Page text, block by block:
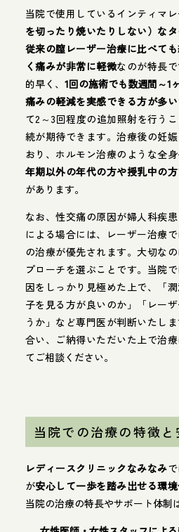
当院で使用しているインティマ
を切ったり焼いたりしない）な
従来の膣レーザー治療に比べて
く痛みが非常に軽微なのが特長
的早く、 1回の施術でも数週間～1
痛みの軽減を実感できる方が多い
て2～3回程度の追加照射を行う
続が期待できます。治療後の妊
おり、ホルモン治療のような全
年期以外の年代の方や授乳中の
があります。
なお、性交痛の原因が婦人科疾
による場合には、レーザー治療
の治療が優先されます。大切な
プローチを選ぶことです。当院
因をしっかり見極めた上で、「
子を見る方が良いのか」「レー
うか」など専門医が判断いたし
合い、ご納得いただいた上で治
てご相談ください。
当院での治療の特徴
レディースクリニックなみなみ
が安心して一歩を踏み出せる環境
当院の治療の特長やサポート体制